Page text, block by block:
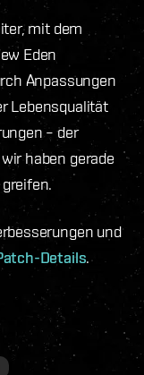
mit dem
Eden
Anpassungen
Lebensqualität
– der
haben gerade
und
Details.